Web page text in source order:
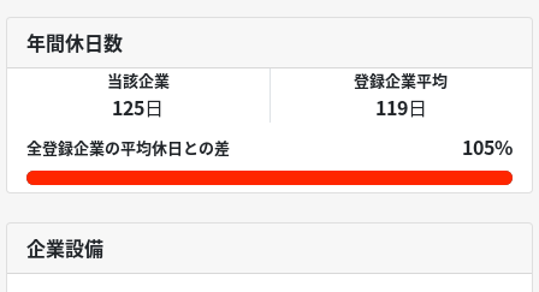
年間休日数
当該企業
125日
登録企業平均
119日
全登録企業の平均休日との差 105%
企業設備